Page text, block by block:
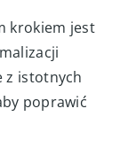
krokiem jest
z istotnych
poprawić